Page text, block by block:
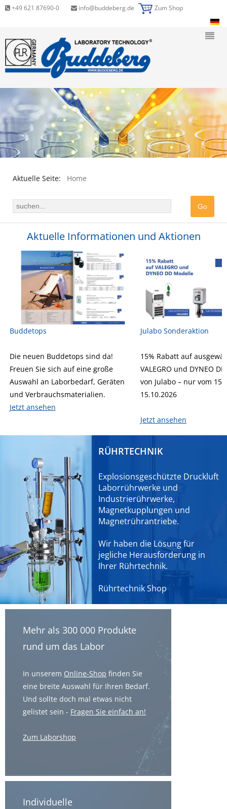
+49 621 87690-0 info@buddeberg.de Zum Shop
Aktuelle Seite: Home
Aktuelle Informationen und Aktionen
Buddetops
Die neuen Buddetops sind da!
Freuen Sie sich auf eine große
Auswahl an Laborbedarf, Geräten
und Verbrauchsmaterialien.
Jetzt ansehen
Julabo Sonderaktion
15% Rabatt auf
VALEGRO und DYNEO
von Julabo – nur vom
15.10.2026
Jetzt ansehen
RÜHRTECHNIK
Explosionsgeschützte Druckluft
Laborrührwerke und
Industrierührwerke,
Magnetkupplungen und
Magnetrührantriebe.
Wir haben die Lösung für
jegliche Herausforderung in
Ihrer Rührtechnik.
Rührtechnik Shop
Mehr als 300 000 Produkte
rund um das Labor
In unserem Online-Shop finden Sie
eine breite Auswahl für Ihren Bedarf.
Und sollte doch mal etwas nicht
gelistet sein - Fragen Sie einfach an!
Zum Laborshop
Individuelle